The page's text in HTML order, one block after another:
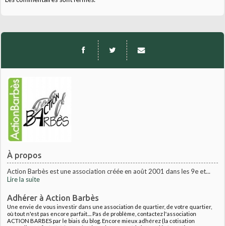
À propos
Action Barbès est une association créée en août 2001 dans les 9e et...
Lire la suite
Adhérer à Action Barbès
Une envie de vous investir dans une association de quartier, de votre quartier,
où tout n'est pas encore parfait.... Pas de problème, contactez l'association
ACTION BARBES par le biais du blog. Encore mieux adhérez (la cotisation